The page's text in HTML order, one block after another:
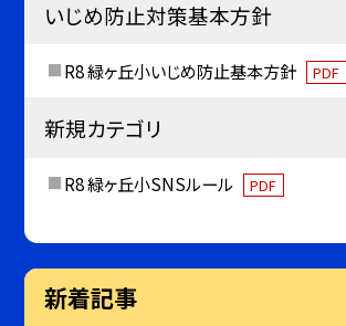
いじめ防止対策基本方針
R8 緑ヶ丘小いじめ防止基本方針 PDF
新規カテゴリ
R8 緑ヶ丘小SNSルール PDF
新着記事